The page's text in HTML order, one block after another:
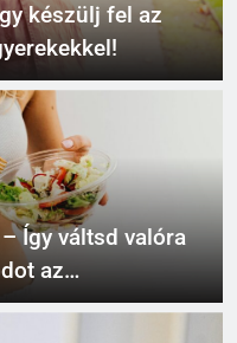
készülj fel az
Így váltsd valóra
az